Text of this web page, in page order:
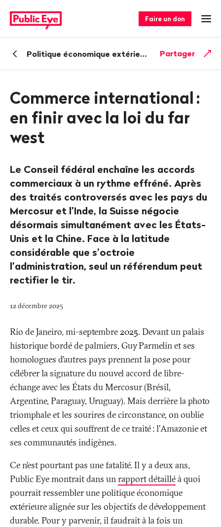
sur
publiceye.ch
rapide
Faire un don
RetourPolitique économique extérieure Partager
Commerce international :
en finir avec la loi du far
west
Le Conseil fédéral enchaîne les accords
commerciaux à un rythme effréné. Après
des traités controversés avec les pays du
Mercosur et l’Inde, la Suisse négocie
désormais simultanément avec les États-
Unis et la Chine. Face à la latitude
considérable que s’octroie
l’administration, seul un référendum peut
rectifier le tir.
12 décembre 2025
Rio de Janeiro, mi-septembre 2025. Devant un palais
historique bordé de palmiers, Guy Parmelin et ses
homologues d’autres pays prennent la pose pour
célébrer la signature du nouvel accord de libre-
échange avec les États du Mercosur (Brésil,
Argentine, Paraguay, Uruguay). Mais derrière la photo
triomphale et les sourires de circonstance, on oublie
celles et ceux qui souffrent de ce traité: l’Amazonie et
ses communautés indigènes.
Ce n’est pourtant pas une fatalité. Il y a deux ans,
Public Eye montrait dans unrapport détailléà quoi
pourrait ressembler une politique économique
extérieure alignée sur les objectifs de développement
durable. Pour y parvenir, il faudrait à la fois un